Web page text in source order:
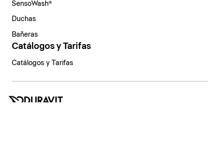
SensoWash®
Duchas
Bañeras
Catálogos y Tarifas
Catálogos y Tarifas